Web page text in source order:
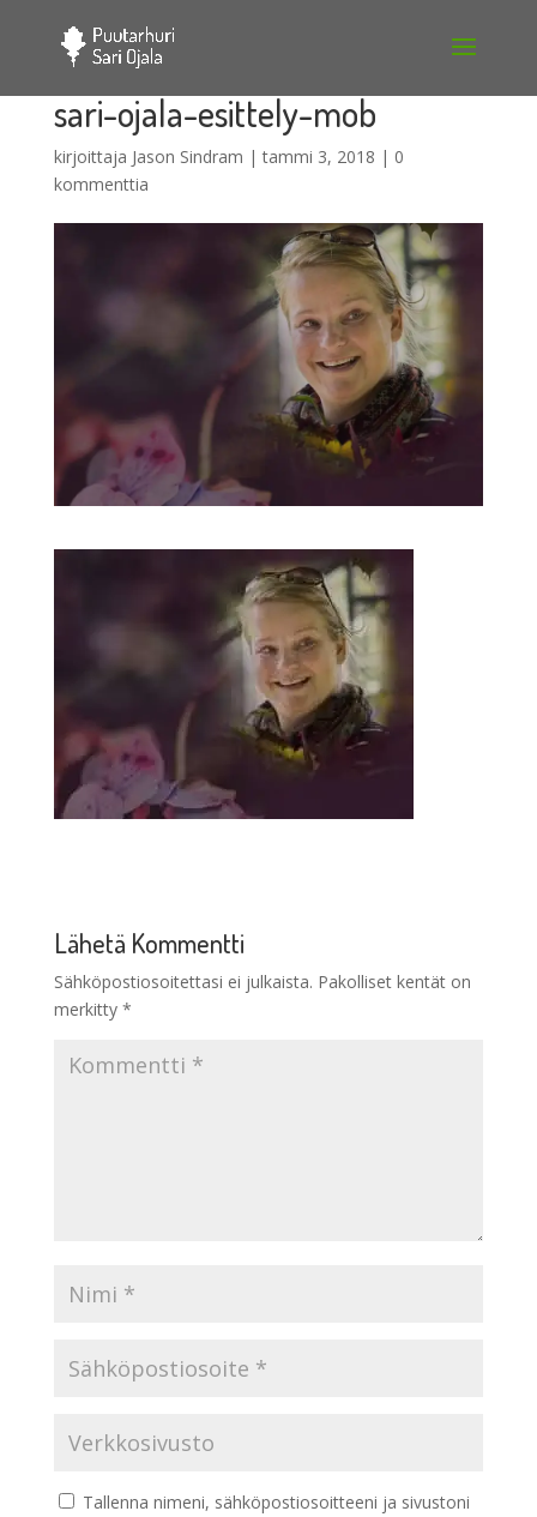
sari-ojala-esittely-mob
kirjoittaja Jason Sindram |tammi 3, 2018 | 0
kommenttia
Lähetä Kommentti
Sähköpostiosoitettasi ei julkaista. Pakolliset kentät on
merkitty *
Tallenna nimeni, sähköpostiosoitteeni ja sivustoni